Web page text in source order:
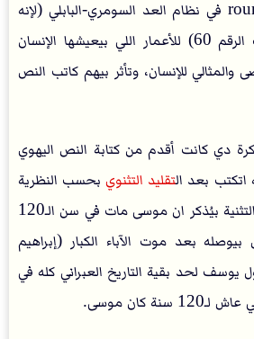
لإنه أقرب round number في نظام العد السومري-البابلي (لإنه
60×2، أحد مُضاعفات الرقم 60) للأعمار اللي بيعيشها الإنسان
والمثالي للإنسان، وتأثر بيهم كاتب النص
دي كانت أقدم من كتابة النص اليهوي
اتكتب بعد التقليد التثنويبحسب النظرية
التكاملية)، لإن في سفر التثنية بيُذكر ان موسى مات في سن الـ120
بعد موت الآباء الكبار (إبراهيم
لحد بقية التاريخ العبراني كله في
كان موسى.